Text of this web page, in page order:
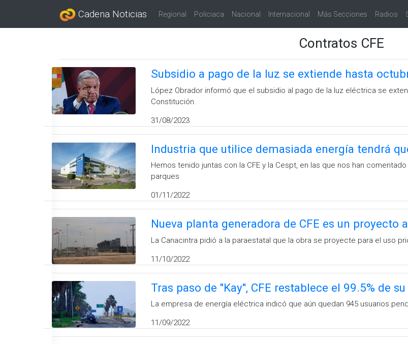
Cadena Noticias Regional Policiaca Nacional Internacional Más Secciones Radios
Contratos CFE
Subsidio a pago de la luz se extiende hasta
López Obrador informó que el subsidio al pago de la luz eléctrica se
Constitución.
31/08/2023
Industria que utilice demasiada energía tendrá
Hemos tenido juntas con la CFE y la Cespt, en las que nos han
parques
01/11/2022
Nueva planta generadora de CFE es un proyecto
La Canacintra pidió a la paraestatal que la obra se proyecte para el uso
11/10/2022
Tras paso de ''Kay'', CFE restablece el 99.5% de
La empresa de energía eléctrica indicó que aún quedan 945 usuarios
11/09/2022